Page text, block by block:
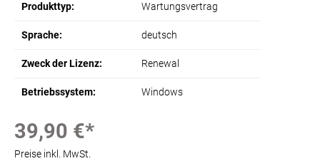
Produkttyp: Wartungsvertrag
Sprache: deutsch
Zweck der Lizenz: Renewal
Betriebssystem: Windows
39,90 €*
Preise inkl. MwSt.